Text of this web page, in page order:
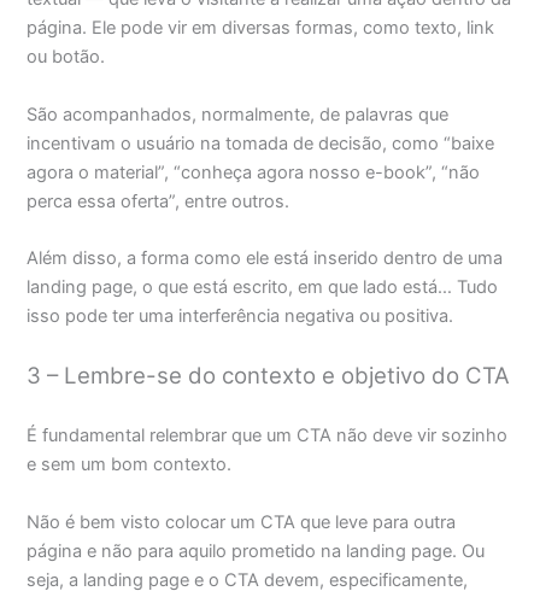
página. Ele pode vir em diversas formas, como texto, link
ou botão.
São acompanhados, normalmente, de palavras que
incentivam o usuário na tomada de decisão, como “baixe
agora o material”, “conheça agora nosso e-book”, “não
perca essa oferta”, entre outros.
Além disso, a forma como ele está inserido dentro de uma
landing page, o que está escrito, em que lado está… Tudo
isso pode ter uma interferência negativa ou positiva.
3 – Lembre-se do contexto e objetivo do CTA
É fundamental relembrar que um CTA não deve vir sozinho
e sem um bom contexto.
Não é bem visto colocar um CTA que leve para outra
página e não para aquilo prometido na landing page. Ou
seja, a landing page e o CTA devem, especificamente,